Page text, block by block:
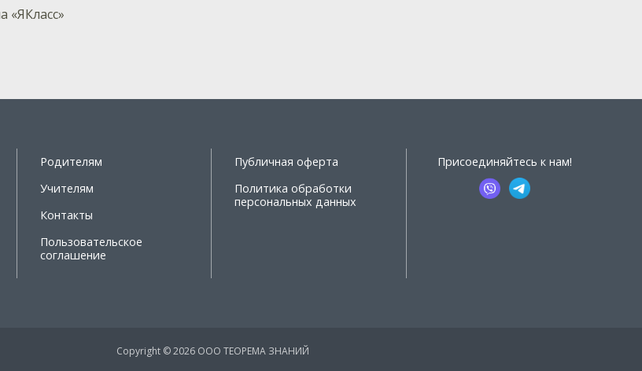
«ЯКласс»
Родителям
Учителям
Контакты
Пользовательское
соглашение
Публичная оферта
Политика обработки
персональных данных
Присоединяйтесь к нам!
Copyright © 2026 ООО ТЕОРЕМА ЗНАНИЙ